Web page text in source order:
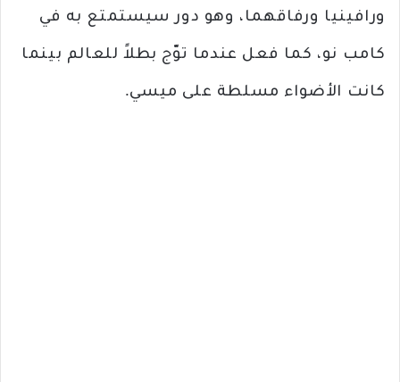
ورافينيا ورفاقهما، وهو دور سيستمتع به في
كامب نو، كما فعل عندما توّج بطلاً للعالم بينما
كانت الأضواء مسلطة على ميسي.